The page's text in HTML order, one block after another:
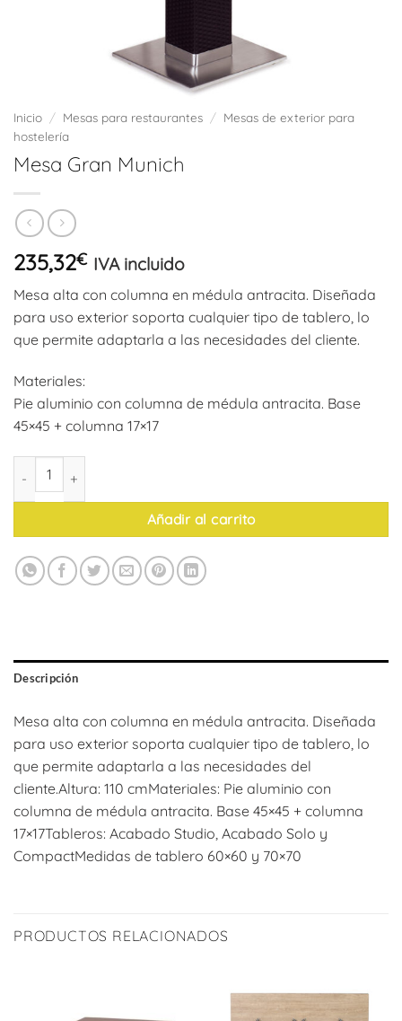
Inicio / Mesas para restaurantes / Mesas de exterior para
hostelería
Mesa Gran Munich
235,32€ IVA incluido
Mesa alta con columna en médula antracita. Diseñada
para uso exterior soporta cualquier tipo de tablero, lo
que permite adaptarla a las necesidades del cliente.
Materiales:
Pie aluminio con columna de médula antracita. Base
45×45 + columna 17×17
Mesa Gran Munich cantidad
Añadir al carrito
Descripción
Mesa alta con columna en médula antracita. Diseñada
para uso exterior soporta cualquier tipo de tablero, lo
que permite adaptarla a las necesidades del
cliente.Altura: 110 cmMateriales: Pie aluminio con
columna de médula antracita. Base 45×45 + columna
17×17Tableros: Acabado Studio, Acabado Solo y
CompactMedidas de tablero 60×60 y 70×70
PRODUCTOS RELACIONADOS